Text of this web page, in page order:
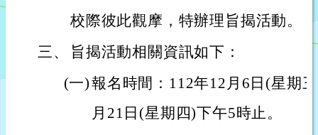
校際彼此觀摩，特辦理旨揭活動。
三、
旨揭活動相關資訊如下：
(一)報名時間：112年12月6日(星期
月21日(星期四)下午5時止。